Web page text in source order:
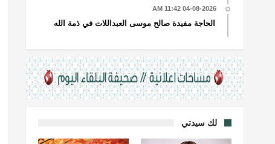
04-08-2026 11:42 AM
الحاجة مفيدة صالح موسى العبداللات في ذمة الله
لك سيدتي